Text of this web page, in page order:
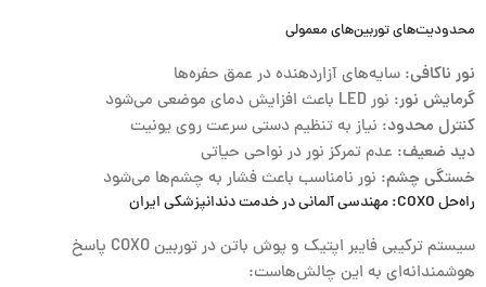
محدودیت‌های توربین‌های معمولی
نور ناکافی: سایه‌های آزاردهنده در عمق حفره‌ها
گرمایش نور: نور LED باعث افزایش دمای موضعی می‌شود
کنترل محدود: نیاز به تنظیم دستی سرعت روی یونیت
دید ضعیف: عدم تمرکز نور در نواحی حیاتی
خستگی چشم: نور نامناسب باعث فشار به چشم‌ها می‌شود
راه‌حل COXO: مهندسی آلمانی در خدمت دندانپزشکی ایران
سیستم ترکیبیفایبر اپتیک و پوش باتن
در توربین COXO پاسخ
هوشمندانه‌ای به این چالش‌هاست: